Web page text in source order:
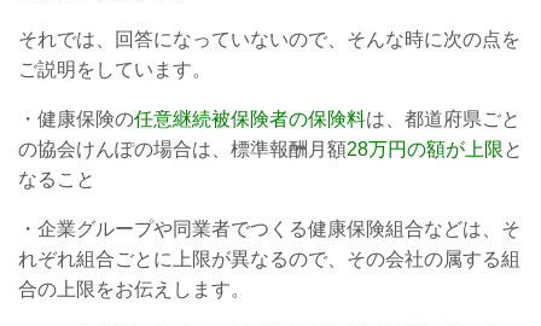
それでは、回答になっていないので、そんな時に次の点を
ご説明をしています。
・健康保険の任意継続被保険者の保険料は、都道府県ごと
の協会けんぽの場合は、標準報酬月額28万円の額が上限と
なること
・企業グループや同業者でつくる健康保険組合などは、そ
れぞれ組合ごとに上限が異なるので、その会社の属する組
合の上限をお伝えします。